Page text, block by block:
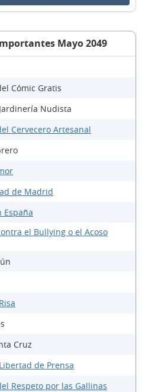
Mayo 2049
Cómic Gratis
Nudista
Cervecero Artesanal
de Madrid
España
el Bullying o el Acoso
Cruz
de Prensa
Respeto por las Gallinas